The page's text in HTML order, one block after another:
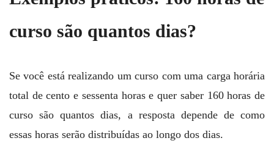
curso são quantos dias?
Se você está realizando um curso com uma carga horária
total de cento e sessenta horas e quer saber 160 horas de
curso são quantos dias, a resposta depende de como
essas horas serão distribuídas ao longo dos dias.